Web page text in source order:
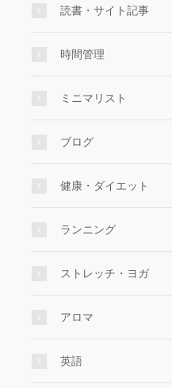
読書・サイト記事
時間管理
ミニマリスト
ブログ
健康・ダイエット
ランニング
ストレッチ・ヨガ
アロマ
英語